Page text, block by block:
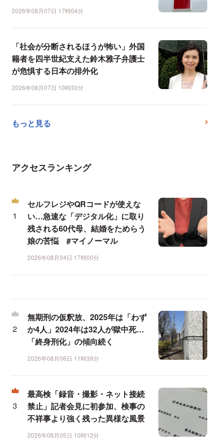
2026年08月07日 17時04分
「社会が分断されるほうが怖い」外国
籍者を四半世紀支えた鈴木雅子弁護士
が危惧する日本の排外化
2026年08月07日 10時30分
もっと見る
アクセスランキング
セルフレジやQRコードが使えな
い…急速な「デジタル化」に取り
残される60代母、結婚をためらう
娘の苦悩 #マイノーマル
2026年08月04日 17時00分
無期刑の仮釈放、2025年は「わず
か4人」2024年は32人が獄中死…
「終身刑化」の傾向続く
2026年08月06日 11時39分
最高検「録音・撮影・ネット接続
禁止」記者会見に初参加、検事の
不祥事より強く残った異様な風景
2026年08月05日 10時12分